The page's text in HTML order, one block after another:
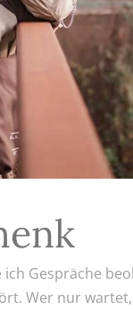
Gespräche
Wer nur